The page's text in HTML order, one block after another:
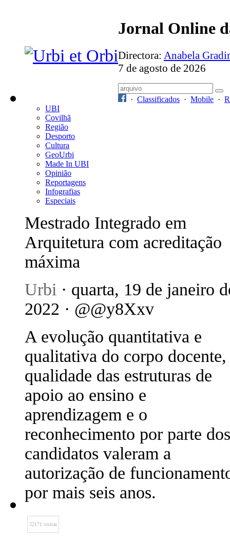
Jornal Online
Directora: Anabela
7 de agosto de 2026
· Classificados · Mobile ·
UBI
Covilhã
Região
Desporto
Cultura
GeoUrbi
Made In UBI
Opinião
Reportagens
Infografias
Especiais
Mestrado Integrado em
Arquitetura com acreditação
máxima
Urbi · quarta, 19 de janeiro
2022 · @@y8Xxv
A evolução quantitativa e
qualitativa do corpo docente,
qualidade das estruturas de
apoio ao ensino e
aprendizagem e o
reconhecimento por parte dos
candidatos valeram a
autorização de
por mais seis anos.
22171 visitas